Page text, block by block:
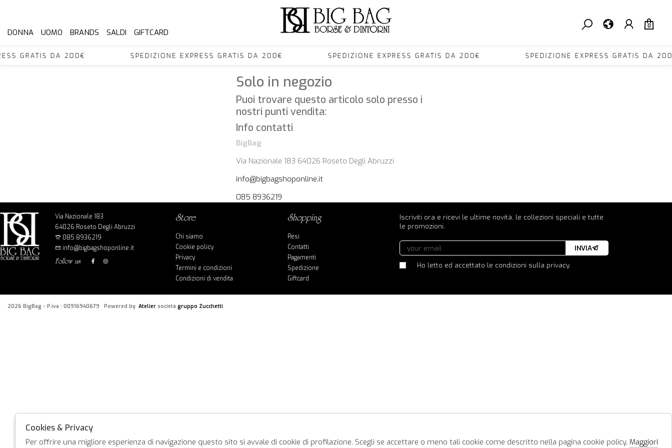
0
DONNA UOMO BRANDS SALDI GIFTCARD
GRATIS DA 200€ SPEDIZIONE EXPRESS GRATIS DA 200€ SPEDIZIONE EXPRESS GRATIS DA 200€ SPEDIZIONE EXPRESS
Solo in negozio
Puoi trovare questo articolo solo presso i
nostri punti vendita:
Info contatti
BigBag
Via Nazionale 183 64026 Roseto Degli Abruzzi
info@bigbagshoponline.it
085 8936219
Via Nazionale 183
64026 Roseto Degli Abruzzi
085 8936219
info@bigbagshoponline.it
follow us
store
Chi siamo
Cookie policy
Privacy
Termini e condizioni
Condizioni di vendita
shopping
Resi
Contatti
Pagamenti
Spedizione
Giftcard
Iscriviti ora e ricevi le ultime novità, le collezioni speciali e tutte
le promozioni.
Ho letto ed accettato le condizioni sulla privacy.
INVIA
2026 BigBag - P.iva : 00916940679 Powered by Atelier società gruppo Zucchetti
Cookies & Privacy
Per offrire una migliore esperienza di navigazione questo sito si avvale di cookie di profilazione. Scegli se accettare o meno tali cookie come descritto nella pagina cookie policy. Maggiori